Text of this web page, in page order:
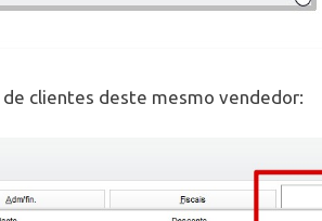
clientes deste mesmo vendedor: